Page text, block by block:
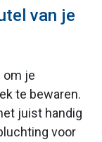
van je
om je
te bewaren.
juist handig
voor